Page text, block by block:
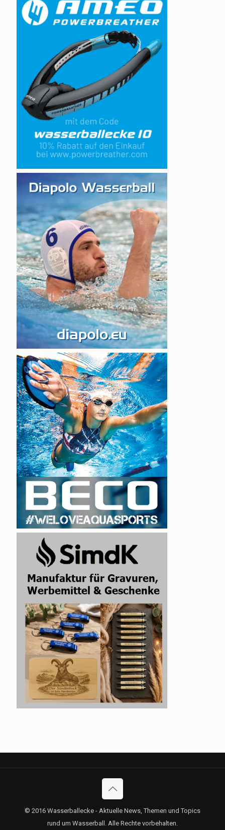
© 2016 Wasserballecke - Aktuelle News, Themen und Topics
rund um Wasserball. Alle Rechte vorbehalten.